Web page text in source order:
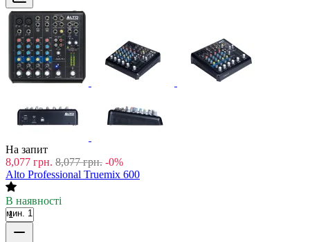
На запит
8,077 грн. 8,077 грн. -0%
Alto Professional Truemix 600
В наявності
мин. 1